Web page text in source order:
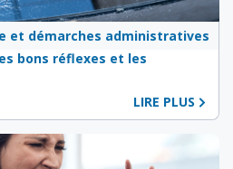
et démarches administratives
bons réflexes et les
LIRE PLUS